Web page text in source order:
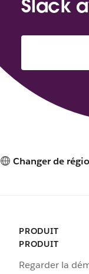
Slack
Changer de
PRODUIT
PRODUIT
Regarder la